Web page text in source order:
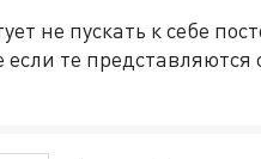
не пускать к себе
если те